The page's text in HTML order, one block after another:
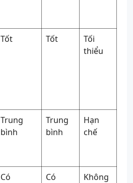
Tốt Tốt
Tối
thiểu
Trung
bình
Trung
bình
Hạn
chế
Có Có
Không